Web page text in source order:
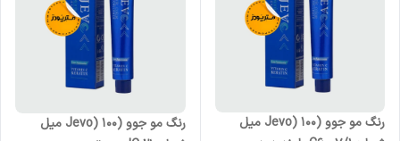
رنگ مو جوو (Jevo) 100 میل
رنگ مو جوو (Jevo) 100 میل